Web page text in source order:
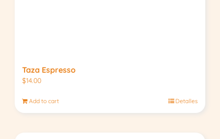
Taza Espresso
$14.00
Add to cart Detalles